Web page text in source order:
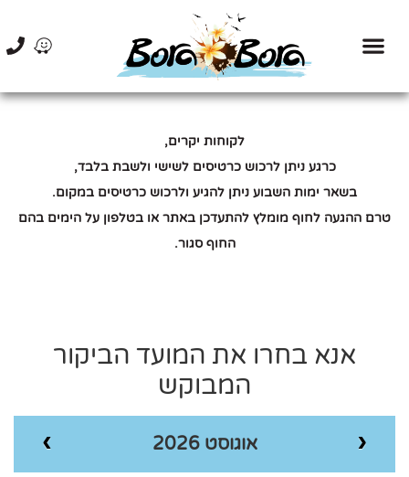
לקוחות יקרים,
כרגע ניתן לרכוש כרטיסים לשישי ולשבת בלבד,
בשאר ימות השבוע ניתן להגיע ולרכוש כרטיסים במקום.
טרם ההגעה לחוף מומלץ להתעדכן באתר או בטלפון על הימים בהם
החוף סגור.
אנא בחרו את המועד הביקור
המבוקש
אוגוסט 2026